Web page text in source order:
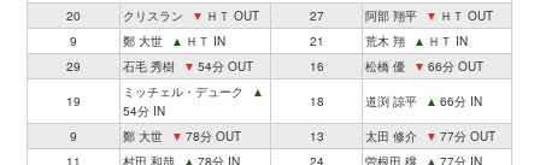
20
クリスラン ▼ ＨＴ OUT 27 阿部 翔平 ▼ ＨＴ OUT
9
鄭 大世 ▲ ＨＴ IN 21 荒木 翔 ▲ ＨＴ IN
29
石毛 秀樹 ▼ 54分 OUT 16 松橋 優 ▼ 66分 OUT
19
ミッチェル・デューク
▲
54分 IN
18 道渕 諒平 ▲ 66分 IN
9 鄭 大世 ▼ 78分 OUT 13 太田 修介 ▼ 77分 OUT